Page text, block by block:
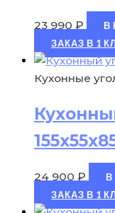
23 990 ₽
В
ЗАКАЗ В 1
Кухонные
24 900 ₽
В
ЗАКАЗ В 1